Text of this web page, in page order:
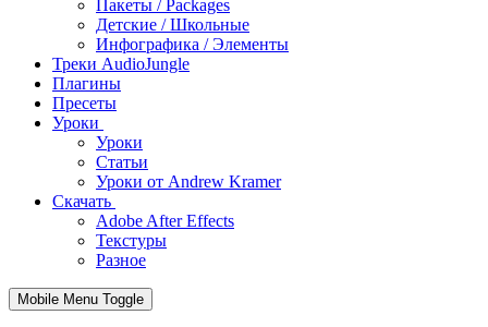
Пакеты / Packages
Детские / Школьные
Инфографика / Элементы
Треки AudioJungle
Плагины
Пресеты
Уроки
Уроки
Статьи
Уроки от Andrew Kramer
Скачать
Adobe After Effects
Текстуры
Разное
Mobile Menu Toggle